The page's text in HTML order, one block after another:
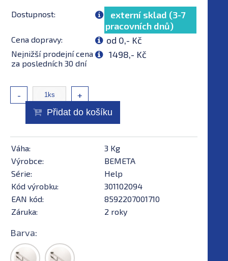
Dostupnost:
externí sklad (3-7
pracovních dnů)
Cena dopravy: od 0,- Kč
Nejnižší prodejní cena
za posledních 30 dní
1498,- Kč
- +
Přidat do košíku
Váha:
3 Kg
Výrobce:
BEMETA
Série:
Help
Kód výrobku:
301102094
EAN kód:
8592207001710
Záruka:
2 roky
Barva: